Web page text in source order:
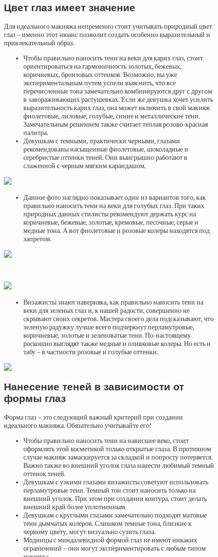
Цвет глаз имеет значение
Для идеального макияжа непременно стоит учитывать природный цвет
глаз – именно этот нюанс позволит создать особенно выразительный и
привлекательный образ.
Чтобы правильно наносить тени на веки для карих глаз, стоит
ориентироваться на гармоничность золотых, бежевых,
коричневых, бронзовых оттенков. Возможно, вы уже
экспериментальным путем успели выяснить, что все
перечисленные тона замечательно комбинируются друг с другом
в завораживающих растушевках. Если же девушка хочет усилить
выразительность карих глаз, она может включить в свой макияж
фиолетовые, лиловые, голубые, синие и металлические тени.
Замечательным решением также считает теплая розово-красная
палитра.
Девушкам с темными, практически черными, глазами
рекомендованы насыщенные фиолетовые, шоколадные и
серебристые оттенки теней. Они выигрышно работают в
слаженной с черным мягким карандашом.
Данное фото наглядно показывает один из вариантов того, как
правильно наносить тени на веки для голубых глаз. При таких
природных данных стилисты рекомендуют держать курс на
коричневые, бежевые, золотые, кремовые, песочные, серые и
медные тона. А вот фиолетовые и розовые колеры находятся под
запретом.
Визажисты знают наверняка, как правильно наносить тени на
веки для зеленых глаз и, к нашей радости, совершенно не
скрывают своих секретов. Мастера своего дела подсказывают, что
зеленую радужку лучше всего подчеркнут перламутровые,
коричневые, золотые и зеленоватые тени. По-настоящему
роскошно выглядят также медные и оливковые колеры. Но есть и
табу – в частности розовые и голубые оттенки.
Нанесение теней в зависимости от
формы глаз
Форма глаз – это следующий важный критерий при создании
идеального макияжа. Обязательно учитывайте его!
Чтобы правильно наносить тени на нависшее веко, стоит
оформлять этой косметикой только открытые глаза. В противном
случае макияж замаскируется за складкой и попросту потеряется.
Важно также во внешний уголок глаза нанести любимый темный
оттенок теней.
Девушкам с узкими глазами визажисты советуют использовать
перламутровые тени. Темный тон стоит наносить только на
внешний уголок. При этом при создании контура, стоит делать
внешний край более уплотненным.
Девушкам с круглыми глазами замечательно подходят матовые
тени дымчатых колеров. Слишком темные тона, близкие к
черному цвету, могут визуально сузить глаза.
Модницы с миндалевидной формой глаз не имеют никаких
ограничений – они могут экспериментировать с любым типом